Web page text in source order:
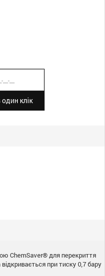
клік
ChemSaver® для перекриття
при тиску 0,7 бару